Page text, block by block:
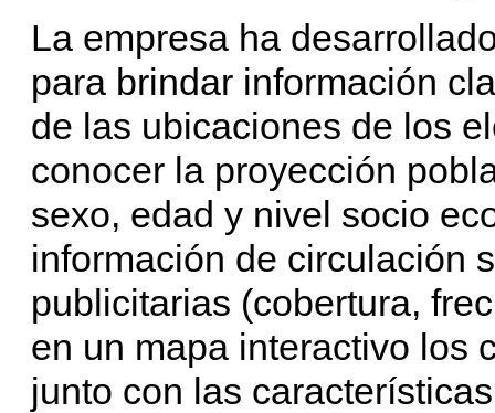
La empresa ha
para brindar información
de las ubicaciones de los
conocer la proyección
sexo, edad y nivel socio
información de circulación
publicitarias (cobertura,
en un mapa interactivo los
junto con las